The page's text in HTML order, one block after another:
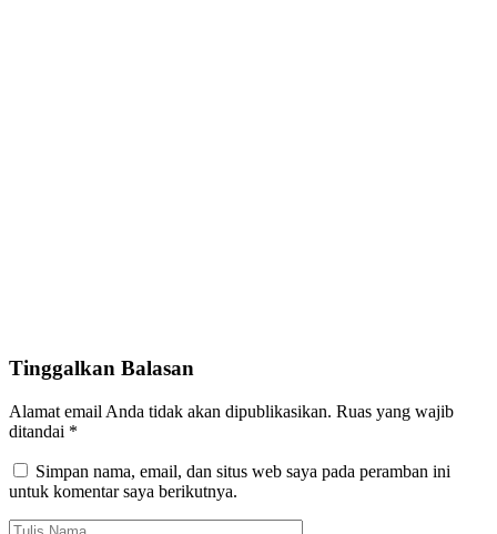
Tinggalkan Balasan
Alamat email Anda tidak akan dipublikasikan. Ruas yang wajib
ditandai *
Simpan nama, email, dan situs web saya pada peramban ini
untuk komentar saya berikutnya.